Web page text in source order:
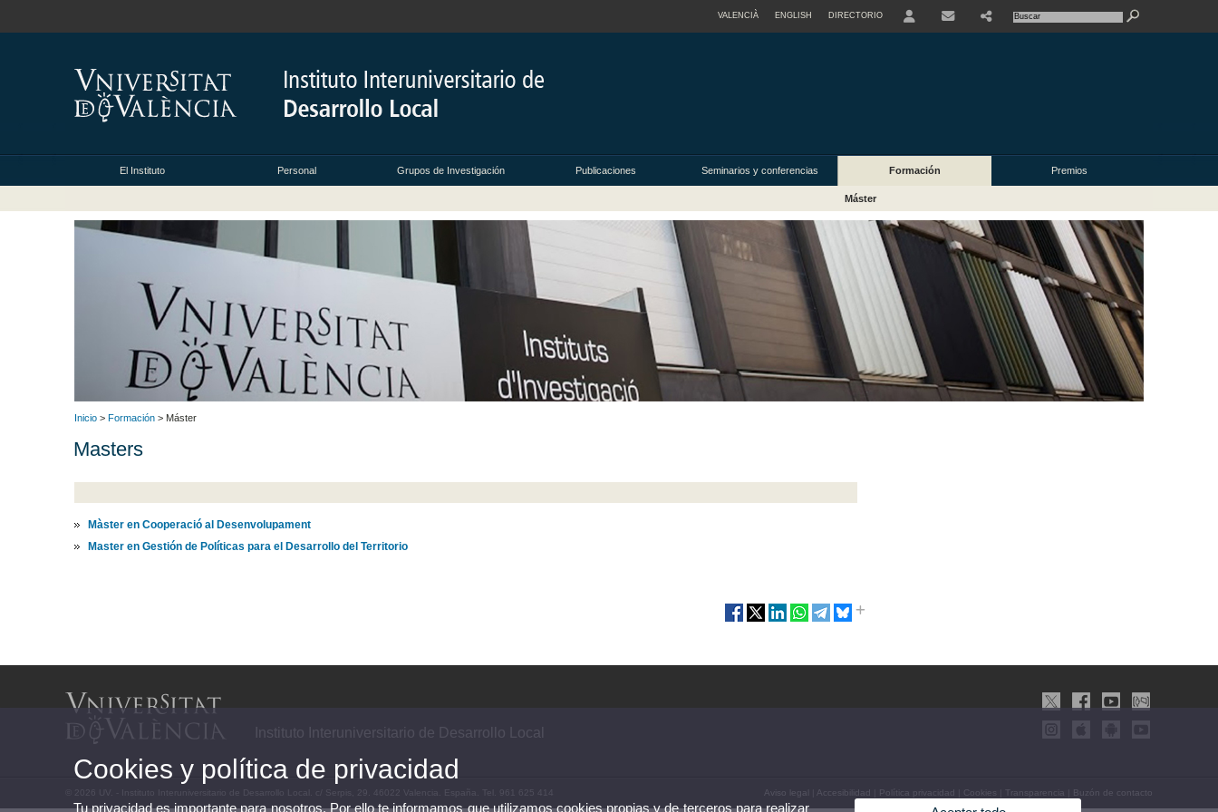
VALENCIÀ ENGLISH DIRECTORIO
El Instituto Personal Grupos de Investigación Publicaciones Seminarios y conferencias Formación Premios
Máster
Inicio > Formación > Máster
Masters
Màster en Cooperació al Desenvolupament
Master en Gestión de Políticas para el Desarrollo del Territorio
Instituto Interuniversitario de Desarrollo Local
© 2026 UV. - Instituto Interuniversitario de Desarrollo Local. c/ Serpis, 29. 46022 Valencia. España. Tel. 961 625 414 Aviso legal Accesibilidad Política privacidad Cookies Transparencia Buzón de contacto
Cookies y política de privacidad
Tu privacidad es importante para nosotros. Por ello te informamos que utilizamos cookies propias y de terceros para realizar